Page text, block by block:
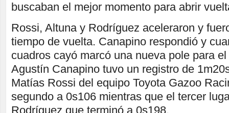
buscaban el mejor momento para abrir
Rossi, Altuna y Rodríguez aceleraron y
tiempo de vuelta. Canapino respondió y
cuadros cayó marcó una nueva pole para
Agustín Canapino tuvo un registro de
Matías Rossi del equipo Toyota Gazoo
segundo a 0s106 mientras que el tercer
Rodríguez que terminó a 0s198.